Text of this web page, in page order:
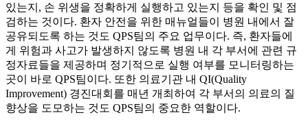
있는지, 손 위생을 정확하게 실행하고 있는지 등을 확인 및 점
검하는 것이다. 환자 안전을 위한 매뉴얼들이 병원 내에서 잘
공유되도록 하는 것도 QPS팀의 주요 업무이다. 즉, 환자들에
게 위험과 사고가 발생하지 않도록 병원 내 각 부서에 관련 규
정자료들을 제공하며 정기적으로 실행 여부를 모니터링하는
곳이 바로 QPS팀이다. 또한 의료기관 내 QI(Quality
Improvement) 경진대회를 매년 개최하여 각 부서의 의료의 질
향상을 도모하는 것도 QPS팀의 중요한 역할이다.